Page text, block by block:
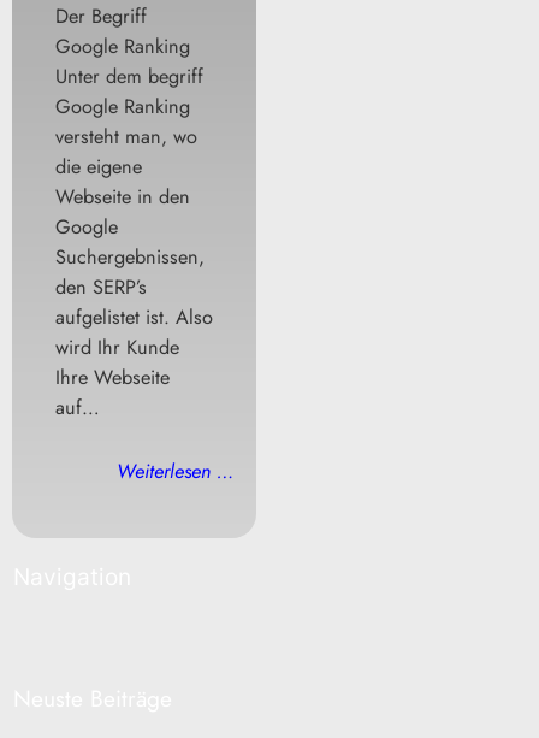
Der Begriff
Google Ranking
Unter dem begriff
Google Ranking
versteht man, wo
die eigene
Webseite in den
Google
Suchergebnissen,
den SERP’s
aufgelistet ist. Also
wird Ihr Kunde
Ihre Webseite
auf…
Weiterlesen …